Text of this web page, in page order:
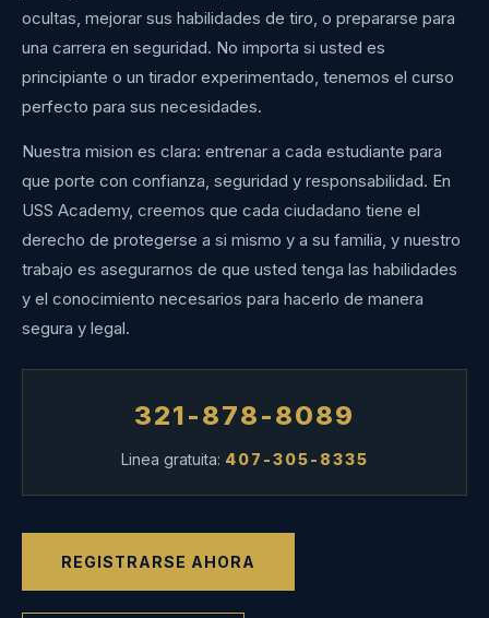
ocultas, mejorar sus habilidades de tiro, o prepararse para
una carrera en seguridad. No importa si usted es
principiante o un tirador experimentado, tenemos el curso
perfecto para sus necesidades.
Nuestra mision es clara: entrenar a cada estudiante para
que porte con confianza, seguridad y responsabilidad. En
USS Academy, creemos que cada ciudadano tiene el
derecho de protegerse a si mismo y a su familia, y nuestro
trabajo es asegurarnos de que usted tenga las habilidades
y el conocimiento necesarios para hacerlo de manera
segura y legal.
321-878-8089
Linea gratuita: 407-305-8335
REGISTRARSE AHORA